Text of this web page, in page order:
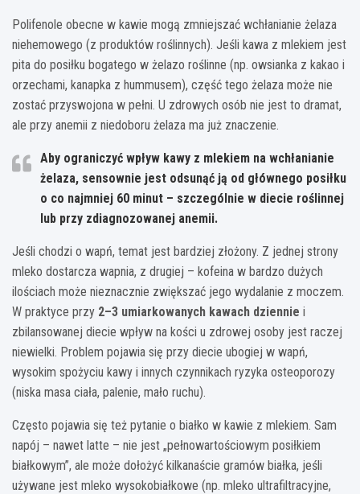
Polifenole obecne w kawie mogą zmniejszać wchłanianie żelaza
niehemowego (z produktów roślinnych). Jeśli kawa z mlekiem jest
pita do posiłku bogatego w żelazo roślinne (np. owsianka z kakao i
orzechami, kanapka z hummusem), część tego żelaza może nie
zostać przyswojona w pełni. U zdrowych osób nie jest to dramat,
ale przy anemii z niedoboru żelaza ma już znaczenie.
Aby ograniczyć wpływ kawy z mlekiem na wchłanianie
żelaza, sensownie jest odsunąć ją od głównego posiłku
o co najmniej 60 minut – szczególnie w diecie roślinnej
lub przy zdiagnozowanej anemii.
Jeśli chodzi o wapń, temat jest bardziej złożony. Z jednej strony
mleko dostarcza wapnia, z drugiej – kofeina w bardzo dużych
ilościach może nieznacznie zwiększać jego wydalanie z moczem.
W praktyce przy 2–3 umiarkowanych kawach dziennie i
zbilansowanej diecie wpływ na kości u zdrowej osoby jest raczej
niewielki. Problem pojawia się przy diecie ubogiej w wapń,
wysokim spożyciu kawy i innych czynnikach ryzyka osteoporozy
(niska masa ciała, palenie, mało ruchu).
Często pojawia się też pytanie o białko w kawie z mlekiem. Sam
napój – nawet latte – nie jest „pełnowartościowym posiłkiem
białkowym”, ale może dołożyć kilkanaście gramów białka, jeśli
używane jest mleko wysokobiałkowe (np. mleko ultrafiltracyjne,